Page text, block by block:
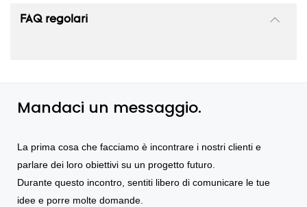
FAQ regolari
Mandaci un messaggio.
La prima cosa che facciamo è incontrare i nostri clienti e
parlare dei loro obiettivi su un progetto futuro.
Durante questo incontro, sentiti libero di comunicare le tue
idee e porre molte domande.